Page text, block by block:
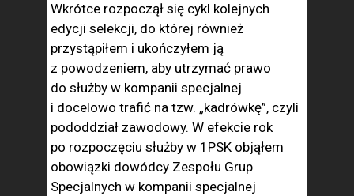
Wkrótce rozpoczął się cykl kolejnych
edycji selekcji, do której również
przystąpiłem i ukończyłem ją
z powodzeniem, aby utrzymać prawo
do służby w kompanii specjalnej
i docelowo trafić na tzw. „kadrówkę”, czyli
pododdział zawodowy. W efekcie rok
po rozpoczęciu służby w 1PSK objąłem
obowiązki dowódcy Zespołu Grup
Specjalnych w kompanii specjalnej